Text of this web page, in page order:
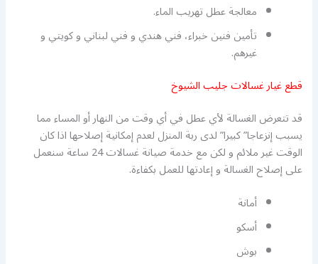
معالجة عطل تهريب الماء.
تأمين فنين خبراء، فني هندي و فني لبناني و كويتي و
غيرهم.
قطع غيار غسالات جليب الشيوخ
قد تتعرض الغسالة لأي عطل في أي وقت من النهار أو المساء مما
يسبب إنزعاجا” كبيرا” لدى ربة المنزل لعدم إمكانية إصلاحها اذا كان
الوقت غير ملائم و لكن مع خدمة صيانة غسالات 24 ساعة سنعمل
على إصلاح الغسالة و إعادتها للعمل بكفاءة.
أمانة
أسكو
بوش